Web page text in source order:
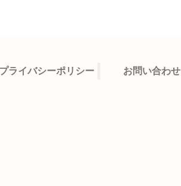
プライバシーポリシー お問い合わせ